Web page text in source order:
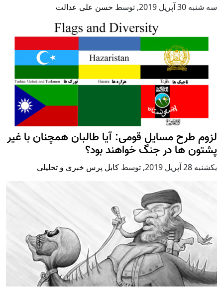
سه شنبه 30 آپریل 2019 , توسط حسن علی عدالت
لزوم طرح مسایل قومی: آیا طالبان همچنان با غیر
پشتون ها در جنگ خواهند بود؟
يكشنبه 28 آپریل 2019 , توسط کابل پرس خبری و تحلیلی